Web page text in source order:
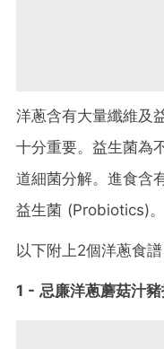
洋蔥含有大量纖維及
十分重要。益生菌為
道細菌分解。進食含
益生菌 (Probiotics)。
以下附上2個洋蔥食譜
1 - 忌廉洋蔥蘑菇汁豬